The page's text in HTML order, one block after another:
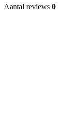
Aantal reviews 0